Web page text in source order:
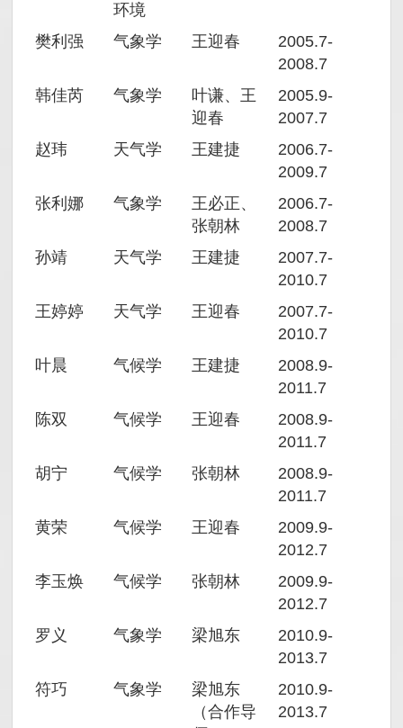
环境
樊利强 气象学 王迎春
2005.7-
2008.7
韩佳芮
气象学
叶谦、王
迎春
2005.9-
2007.7
赵玮
天气学 王建捷
2006.7-
2009.7
张利娜
气象学
王必正、
张朝林
2006.7-
2008.7
孙靖
天气学 王建捷
2007.7-
2010.7
王婷婷
天气学 王迎春
2007.7-
2010.7
叶晨
气候学 王建捷
2008.9-
2011.7
陈双
气候学 王迎春
2008.9-
2011.7
胡宁
气候学 张朝林
2008.9-
2011.7
黄荣
气候学 王迎春
2009.9-
2012.7
李玉焕
气候学 张朝林
2009.9-
2012.7
罗义
气象学 梁旭东
2010.9-
2013.7
符巧
气象学
梁旭东
（合作导
2010.9-
2013.7